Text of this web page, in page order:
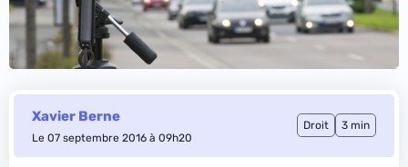
Xavier Berne
Le 07 septembre 2016 à 09h20
Droit 3 min